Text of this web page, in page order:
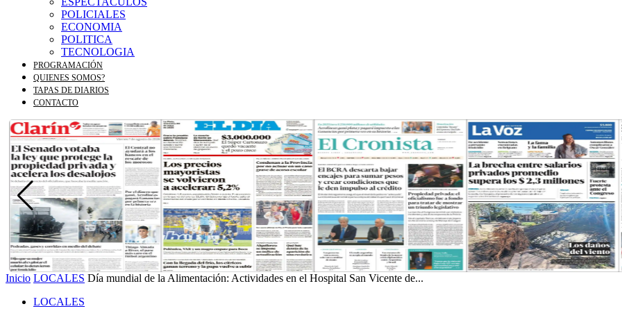
POLICIALES
ECONOMIA
POLITICA
TECNOLOGIA
PROGRAMACIÓN
QUIENES SOMOS?
TAPAS DE DIARIOS
CONTACTO
Inicio LOCALES Día mundial de la Alimentación: Actividades en el Hospital San Vicente de...
LOCALES